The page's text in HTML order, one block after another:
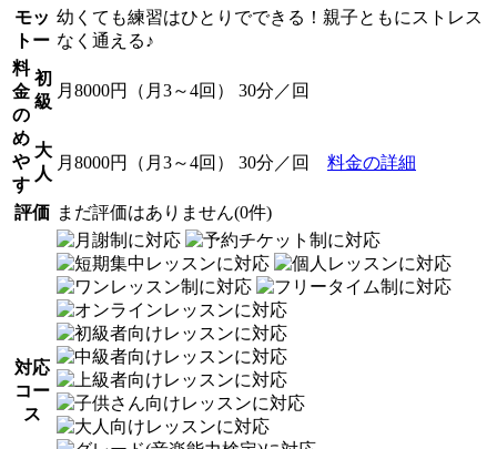
モッ
トー
幼くても練習はひとりでできる！親子ともにストレス
なく通える♪
料
金
の
め
や
す
初
級
月8000円（月3～4回） 30分／回
大
人
月8000円（月3～4回） 30分／回 料金の詳細
評価 まだ評価はありません(0件)
対応
コー
ス